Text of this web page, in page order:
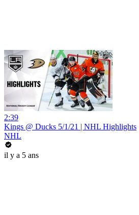
2:39
Kings @ Ducks 5/1/21 | NHL Highlights
NHL
il y a 5 ans